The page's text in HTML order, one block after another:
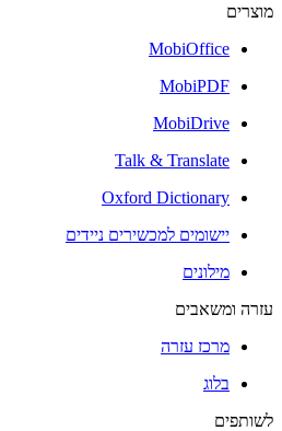
מוצרים
MobiOffice
MobiPDF
MobiDrive
Talk & Translate
Oxford Dictionary
יישומים למכשירים ניידים
מילונים
עזרה ומשאבים
מרכז עזרה
בלוג
לשותפים